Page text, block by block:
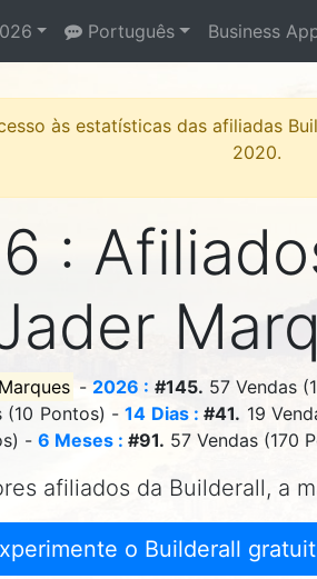
Português Business
às estatísticas das afiliadas
2020.
:
-2026 : #145. 57 Vendas
(10 Pontos) -14 Dias : #41. 19
- 6 Meses : #91. 57 Vendas (170
afiliados da Builderall, a
o Builderall